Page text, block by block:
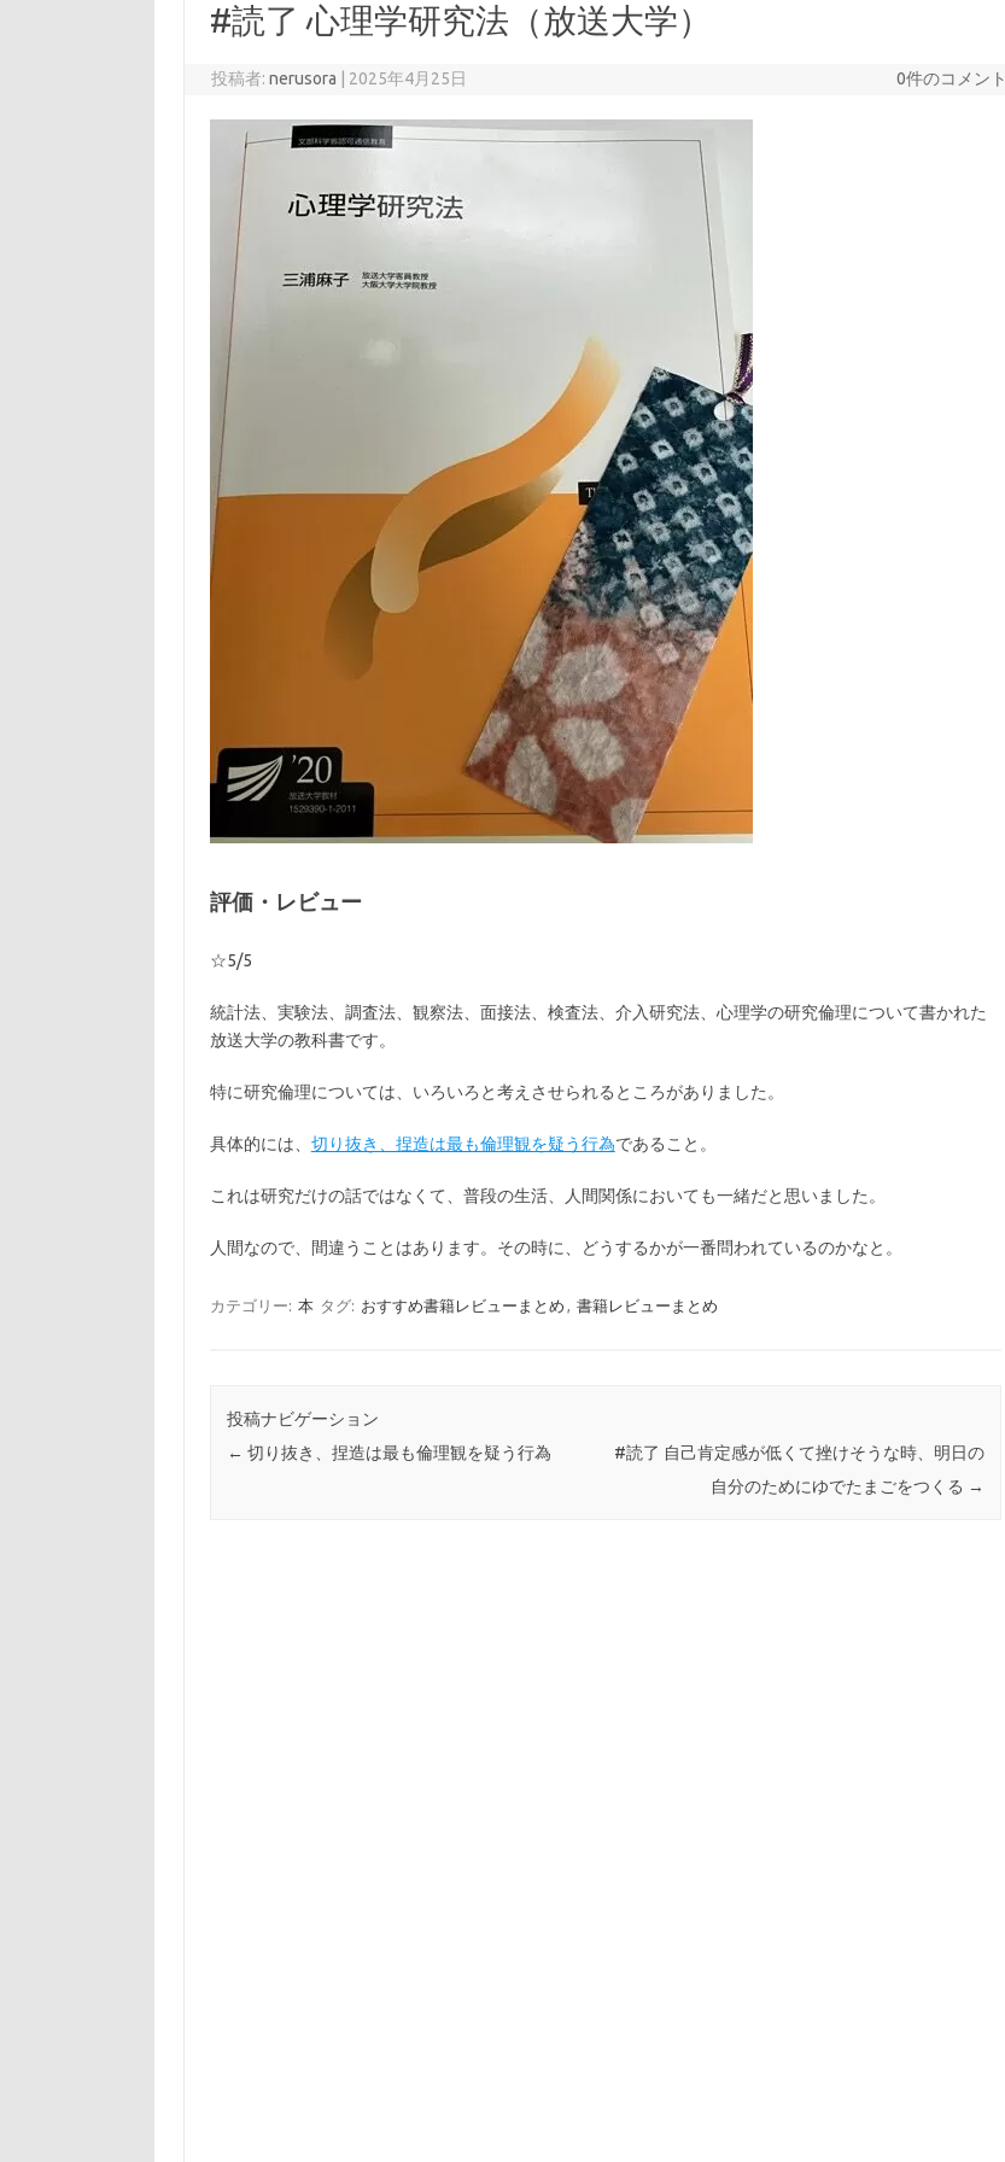
#読了 心理学研究法（放送大学）
投稿者:nerusora 2025年4月25日 0件のコメント
評価・レビュー
☆5/5
統計法、実験法、調査法、観察法、面接法、検査法、介入研究法、心理学の研究倫理について書かれた
放送大学の教科書です。
特に研究倫理については、いろいろと考えさせられるところがありました。
具体的には、 切り抜き、捏造は最も倫理観を疑う行為であること。
これは研究だけの話ではなくて、普段の生活、人間関係においても一緒だと思いました。
人間なので、間違うことはあります。その時に、どうするかが一番問われているのかなと。
カテゴリー: 本 タグ: おすすめ書籍レビューまとめ , 書籍レビューまとめ
投稿ナビゲーション
← 切り抜き、捏造は最も倫理観を疑う行為
#読了 自己肯定感が低くて挫けそうな時、明日の
自分のためにゆでたまごをつくる →